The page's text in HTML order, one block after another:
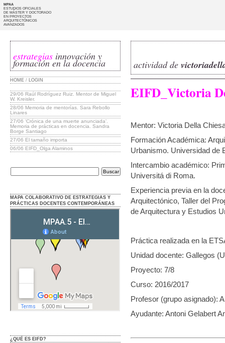
MPAA
ESTUDIOS OFICIALES
DE MÁSTER Y DOCTORADO
EN PROYECTOS
ARQUITECTÓNICOS
AVANZADOS
estrategias innovación y
formación en la docencia
HOME / LOGIN
29/06 Raúl Rodríguez Ruiz. Mentor de Miguel
W. Kreisler.
28/06 Memoria de mentorías. Sara Rebollo
Linares
27/06 ‘Crónica de una muerte anunciada’.
Memoria de prácticas en docencia. Sandra
Borge Santiago
27/06 El tamaño importa
06/06 EIFD_Olga Alaminos
MAPA COLABORATIVO DE ESTRATEGIAS Y
PRÁCTICAS DOCENTES CONTEMPORÁNEAS
¿QUÉ ES EIFD?
actividad de
EIFD_Victoria
Mentor: Victoria Della
Formación Académica:
Urbanismo. Universidad de
Intercambio académico:
Universitá di Roma.
Experiencia previa en la
Arquitectónico, Taller del
de Arquitectura y Estudios
Práctica realizada en la
Unidad docente: Gallegos
Proyecto: 7/8
Curso: 2016/2017
Profesor (grupo asignado):
Ayudante: Antoni Gelabert